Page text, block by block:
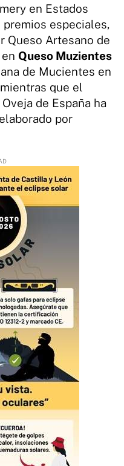
en Estados
especiales,
Queso Artesano de
Queso Muzientes
de Mucientes en
que el
de España ha
por